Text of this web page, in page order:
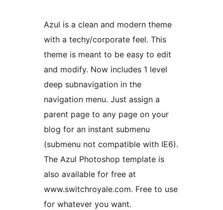
Azul is a clean and modern theme
with a techy/corporate feel. This
theme is meant to be easy to edit
and modify. Now includes 1 level
deep subnavigation in the
navigation menu. Just assign a
parent page to any page on your
blog for an instant submenu
(submenu not compatible with IE6).
The Azul Photoshop template is
also available for free at
www.switchroyale.com. Free to use
for whatever you want.